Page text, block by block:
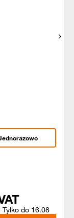
Tylko do 16.08